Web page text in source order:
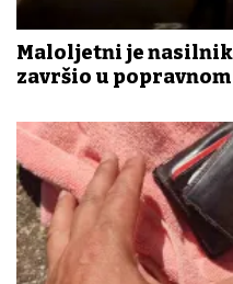
Maloljetni je
završio u